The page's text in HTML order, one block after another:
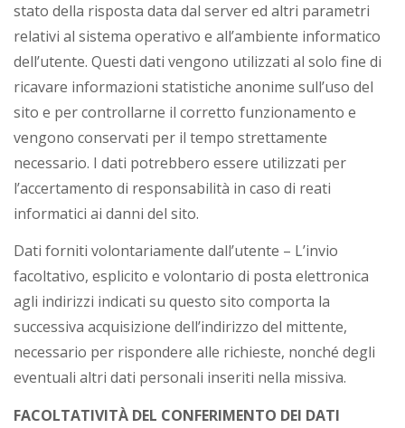
stato della risposta data dal server ed altri parametri
relativi al sistema operativo e all’ambiente informatico
dell’utente. Questi dati vengono utilizzati al solo fine di
ricavare informazioni statistiche anonime sull’uso del
sito e per controllarne il corretto funzionamento e
vengono conservati per il tempo strettamente
necessario. I dati potrebbero essere utilizzati per
l’accertamento di responsabilità in caso di reati
informatici ai danni del sito.
Dati forniti volontariamente dall’utente – L’invio
facoltativo, esplicito e volontario di posta elettronica
agli indirizzi indicati su questo sito comporta la
successiva acquisizione dell’indirizzo del mittente,
necessario per rispondere alle richieste, nonché degli
eventuali altri dati personali inseriti nella missiva.
FACOLTATIVITÀ DEL CONFERIMENTO DEI DATI